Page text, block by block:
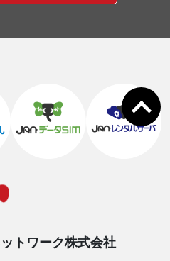
トワーク株式会社